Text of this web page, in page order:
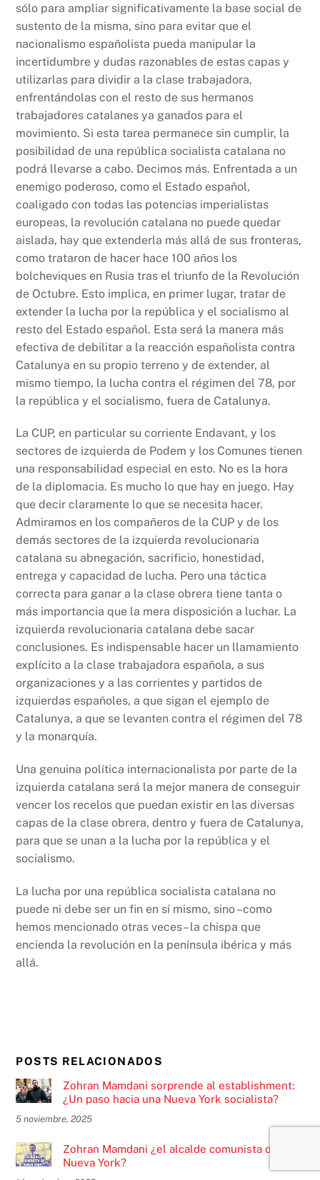
sólo para ampliar significativamente la base social de
sustento de la misma, sino para evitar que el
nacionalismo españolista pueda manipular la
incertidumbre y dudas razonables de estas capas y
utilizarlas para dividir a la clase trabajadora,
enfrentándolas con el resto de sus hermanos
trabajadores catalanes ya ganados para el
movimiento. Si esta tarea permanece sin cumplir, la
posibilidad de una república socialista catalana no
podrá llevarse a cabo. Decimos más. Enfrentada a un
enemigo poderoso, como el Estado español,
coaligado con todas las potencias imperialistas
europeas, la revolución catalana no puede quedar
aislada, hay que extenderla más allá de sus fronteras,
como trataron de hacer hace 100 años los
bolcheviques en Rusia tras el triunfo de la Revolución
de Octubre. Esto implica, en primer lugar, tratar de
extender la lucha por la república y el socialismo al
resto del Estado español. Esta será la manera más
efectiva de debilitar a la reacción españolista contra
Catalunya en su propio terreno y de extender, al
mismo tiempo, la lucha contra el régimen del 78, por
la república y el socialismo, fuera de Catalunya.
La CUP, en particular su corriente Endavant, y los
sectores de izquierda de Podem y los Comunes tienen
una responsabilidad especial en esto. No es la hora
de la diplomacia. Es mucho lo que hay en juego. Hay
que decir claramente lo que se necesita hacer.
Admiramos en los compañeros de la CUP y de los
demás sectores de la izquierda revolucionaria
catalana su abnegación, sacrificio, honestidad,
entrega y capacidad de lucha. Pero una táctica
correcta para ganar a la clase obrera tiene tanta o
más importancia que la mera disposición a luchar. La
izquierda revolucionaria catalana debe sacar
conclusiones. Es indispensable hacer un llamamiento
explícito a la clase trabajadora española, a sus
organizaciones y a las corrientes y partidos de
izquierdas españoles, a que sigan el ejemplo de
Catalunya, a que se levanten contra el régimen del 78
y la monarquía.
Una genuina política internacionalista por parte de la
izquierda catalana será la mejor manera de conseguir
vencer los recelos que puedan existir en las diversas
capas de la clase obrera, dentro y fuera de Catalunya,
para que se unan a la lucha por la república y el
socialismo.
La lucha por una república socialista catalana no
puede ni debe ser un fin en sí mismo, sino –como
hemos mencionado otras veces– la chispa que
encienda la revolución en la península ibérica y más
allá.
POSTS RELACIONADOS
Zohran Mamdani sorprende al establishment:
¿Un paso hacia una Nueva York socialista?
5 noviembre, 2025
Zohran Mamdani ¿el alcalde comunista de
Nueva York?